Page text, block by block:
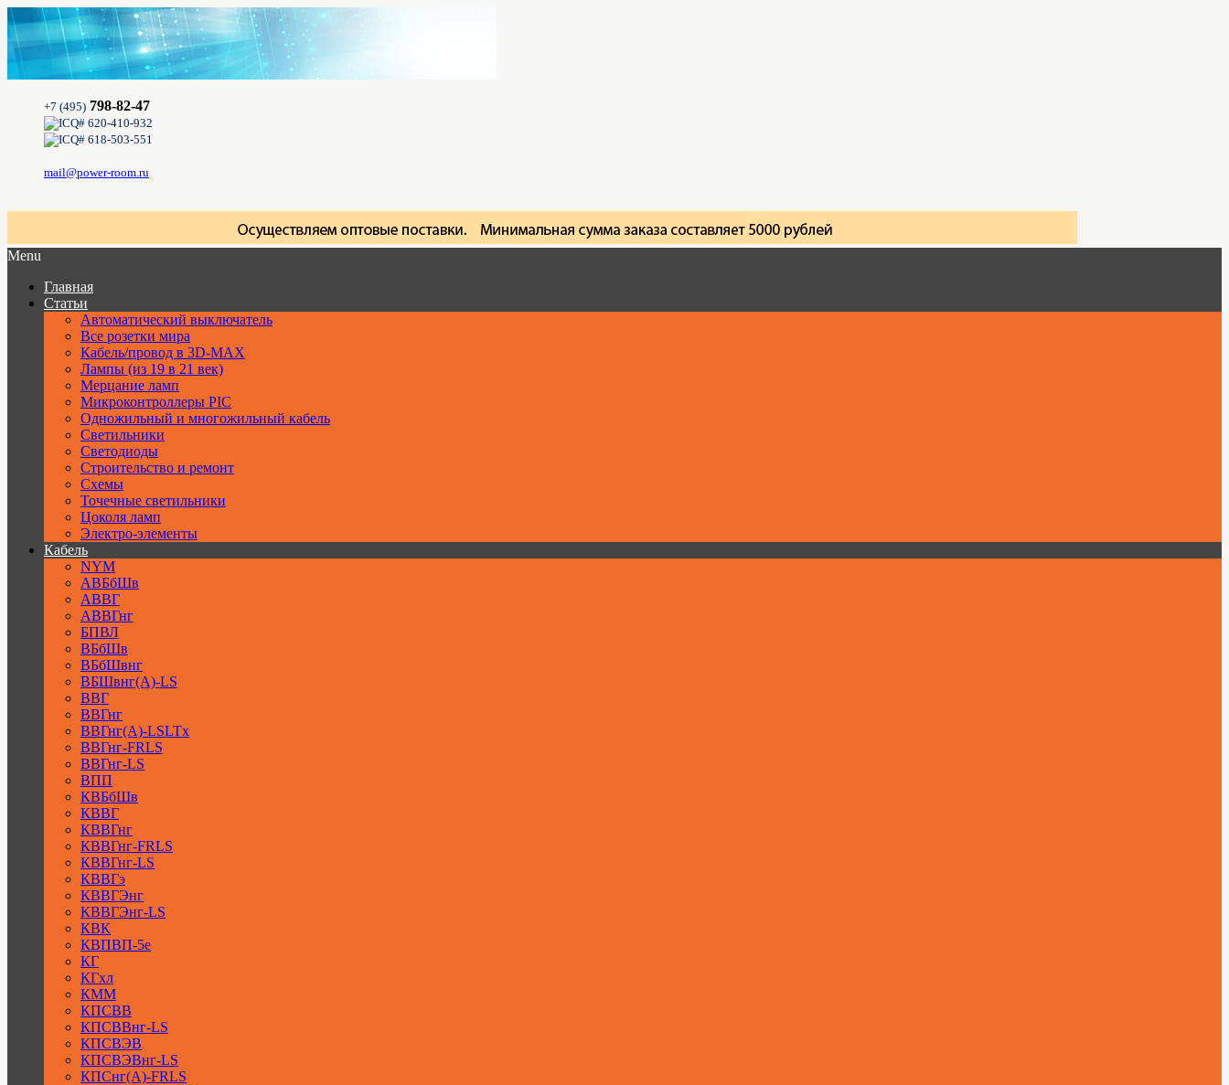
+7 (495) 798-82-47
620-410-932
618-503-551
mail@power-room.ru
Menu
Главная
Статьи
Автоматический выключатель
Все розетки мира
Кабель/провод в 3D-MAX
Лампы (из 19 в 21 век)
Мерцание ламп
Микроконтроллеры PIC
Одножильный и многожильный кабель
Светильники
Светодиоды
Строительство и ремонт
Схемы
Точечные светильники
Цоколя ламп
Электро-элементы
Кабель
NYM
АВБбШв
АВВГ
АВВГнг
БПВЛ
ВБбШв
ВБбШвнг
ВБШвнг(А)-LS
ВВГ
ВВГнг
ВВГнг(А)-LSLTx
ВВГнг-FRLS
ВВГнг-LS
ВПП
КВБбШв
КВВГ
КВВГнг
КВВГнг-FRLS
КВВГнг-LS
КВВГэ
КВВГЭнг
КВВГЭнг-LS
КВК
КВПВП-5е
КГ
КГхл
КММ
КПСВВ
КПСВВнг-LS
КПСВЭВ
КПСВЭВнг-LS
КПСнг(А)-FRLS